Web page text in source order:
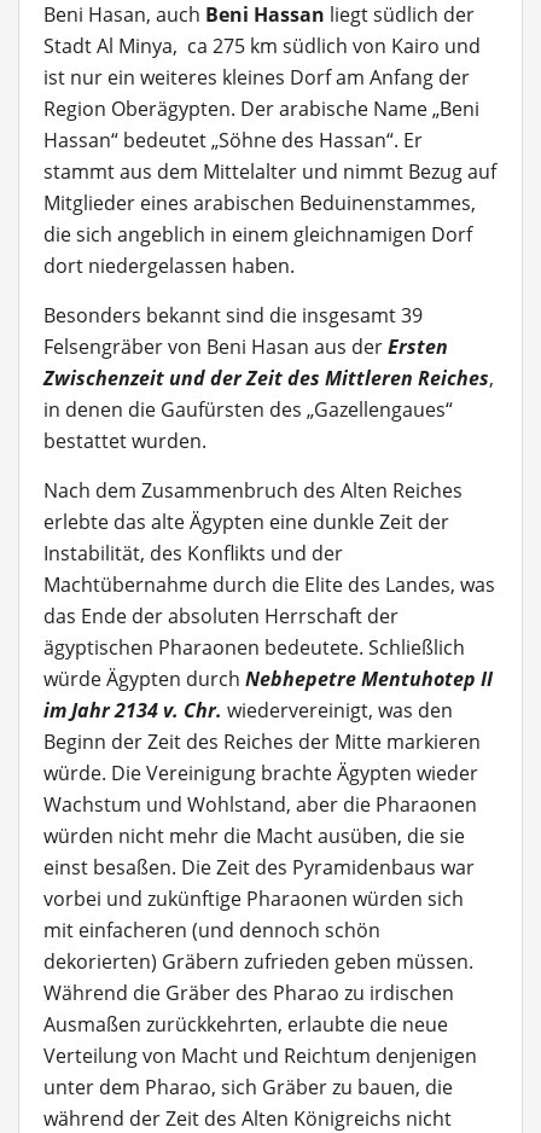
Beni Hasan, auch Beni Hassan liegt südlich der
Stadt Al Minya, ca 275 km südlich von Kairo und
ist nur ein weiteres kleines Dorf am Anfang der
Region Oberägypten. Der arabische Name „Beni
Hassan“ bedeutet „Söhne des Hassan“. Er
stammt aus dem Mittelalter und nimmt Bezug auf
Mitglieder eines arabischen Beduinenstammes,
die sich angeblich in einem gleichnamigen Dorf
dort niedergelassen haben.
Besonders bekannt sind die insgesamt 39
Felsengräber von Beni Hasan aus derErsten
Zwischenzeit und der Zeit des Mittleren Reiches,
in denen die Gaufürsten des „Gazellengaues“
bestattet wurden.
Nach dem Zusammenbruch des Alten Reiches
erlebte das alte Ägypten eine dunkle Zeit der
Instabilität, des Konflikts und der
Machtübernahme durch die Elite des Landes, was
das Ende der absoluten Herrschaft der
ägyptischen Pharaonen bedeutete. Schließlich
würde Ägypten durch Nebhepetre Mentuhotep II
im Jahr 2134 v. Chr. wiedervereinigt, was den
Beginn der Zeit des Reiches der Mitte markieren
würde. Die Vereinigung brachte Ägypten wieder
Wachstum und Wohlstand, aber die Pharaonen
würden nicht mehr die Macht ausüben, die sie
einst besaßen. Die Zeit des Pyramidenbaus war
vorbei und zukünftige Pharaonen würden sich
mit einfacheren (und dennoch schön
dekorierten) Gräbern zufrieden geben müssen.
Während die Gräber des Pharao zu irdischen
Ausmaßen zurückkehrten, erlaubte die neue
Verteilung von Macht und Reichtum denjenigen
unter dem Pharao, sich Gräber zu bauen, die
während der Zeit des Alten Königreichs nicht